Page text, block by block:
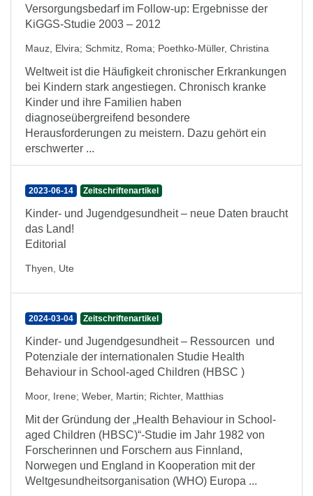
Versorgungsbedarf im Follow-up: Ergebnisse der
KiGGS-Studie 2003 – 2012
Mauz, Elvira; Schmitz, Roma; Poethko-Müller, Christina
Weltweit ist die Häufigkeit chronischer Erkrankungen
bei Kindern stark angestiegen. Chronisch kranke
Kinder und ihre Familien haben
diagnoseübergreifend besondere
Herausforderungen zu meistern. Dazu gehört ein
erschwerter ...
2023-06-14 Zeitschriftenartikel
Kinder- und Jugendgesundheit – neue Daten braucht
das Land!
Editorial
Thyen, Ute
2024-03-04 Zeitschriftenartikel
Kinder- und Jugendgesundheit – Ressourcen und
Potenziale der internationalen Studie Health
Behaviour in School-aged Children (HBSC )
Moor, Irene; Weber, Martin; Richter, Matthias
Mit der Gründung der „Health Behaviour in School-
aged Children (HBSC)“-Studie im Jahr 1982 von
Forscherinnen und Forschern aus Finnland,
Norwegen und England in Kooperation mit der
Weltgesundheitsorganisation (WHO) Europa ...